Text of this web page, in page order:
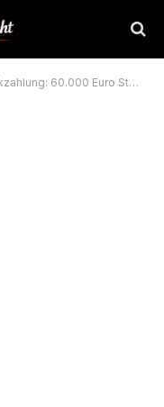
Euro Strafe für Behördenfehler